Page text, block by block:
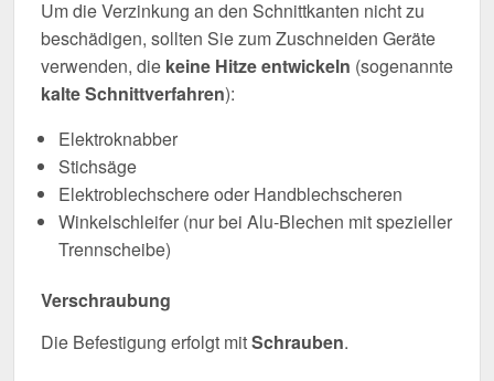
Um die Verzinkung an den Schnittkanten nicht zu
beschädigen, sollten Sie zum Zuschneiden Geräte
verwenden, die keine Hitze entwickeln (sogenannte
kalte Schnittverfahren):
Elektroknabber
Stichsäge
Elektroblechschere oder Handblechscheren
Winkelschleifer (nur bei Alu-Blechen mit spezieller
Trennscheibe)
Verschraubung
Die Befestigung erfolgt mitSchrauben.